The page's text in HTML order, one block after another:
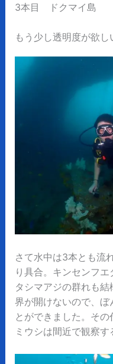
3本目 ドクマイ島
もう少し透明度が欲
さて水中は3本とも流
り具合。キンセンフ
タシマアジの群れも
界が開けないので、ぼ
とができました。そ
ミウシは間近で観察す